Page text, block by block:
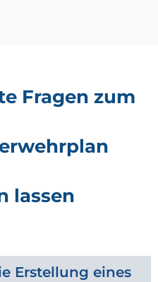
Fragen zum
lassen
Erstellung eines